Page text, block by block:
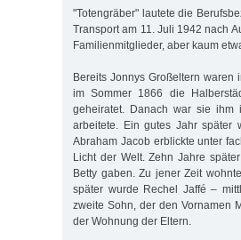
"Totengräber" lautete die
Transport am 11. Juli 1942 nach
Familienmitglieder, aber kaum
Bereits Jonnys Großeltern waren
im Sommer 1866 die
geheiratet. Danach war sie
arbeitete. Ein gutes Jahr später
Abraham Jacob erblickte unter
Licht der Welt. Zehn Jahre
Betty gaben. Zu jener Zeit
später wurde Rechel Jaffé –
zweite Sohn, der den Vornamen
der Wohnung der Eltern.